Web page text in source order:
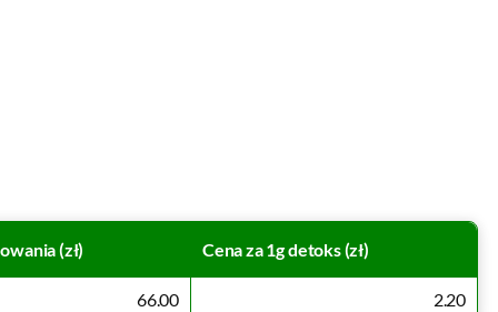
(zł) Cena za 1g detoks (zł)
66.00 2.20